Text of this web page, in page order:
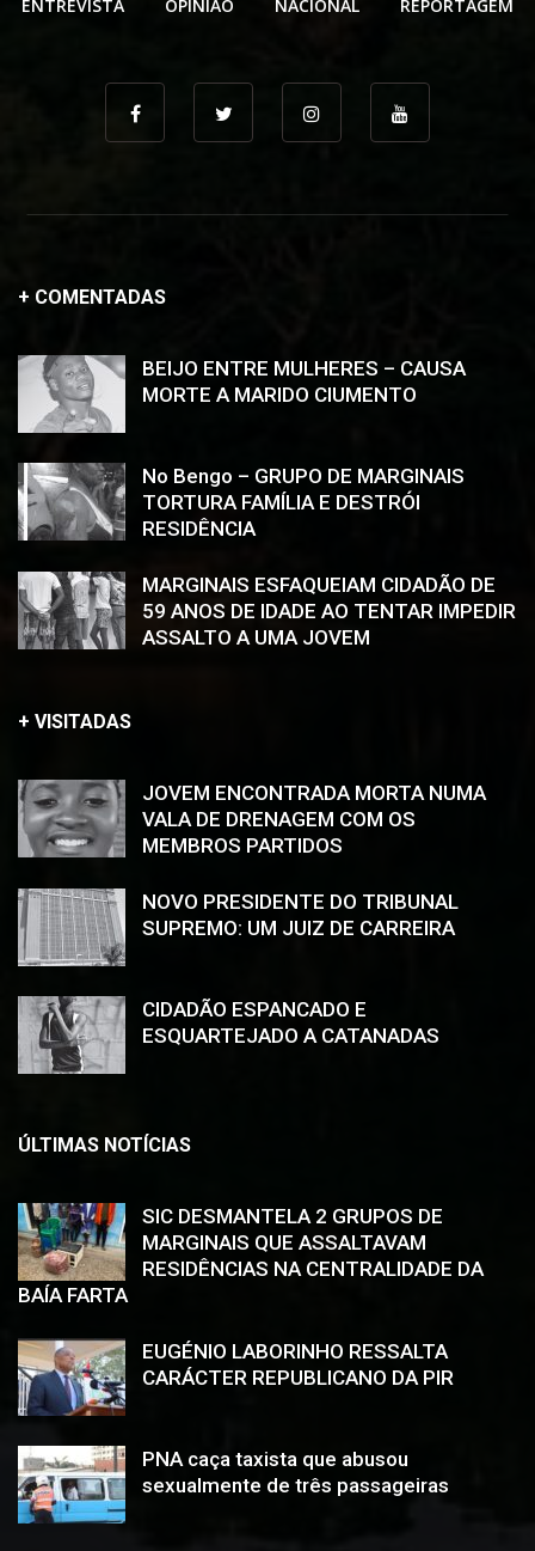
ENTREVISTA OPINIÃO NACIONAL REPORTAGEM
+ COMENTADAS
BEIJO ENTRE MULHERES – CAUSA
MORTE A MARIDO CIUMENTO
No Bengo – GRUPO DE MARGINAIS
TORTURA FAMÍLIA E DESTRÓI
RESIDÊNCIA
MARGINAIS ESFAQUEIAM CIDADÃO DE
59 ANOS DE IDADE AO TENTAR IMPEDIR
ASSALTO A UMA JOVEM
+ VISITADAS
JOVEM ENCONTRADA MORTA NUMA
VALA DE DRENAGEM COM OS
MEMBROS PARTIDOS
NOVO PRESIDENTE DO TRIBUNAL
SUPREMO: UM JUIZ DE CARREIRA
CIDADÃO ESPANCADO E
ESQUARTEJADO A CATANADAS
ÚLTIMAS NOTÍCIAS
SIC DESMANTELA 2 GRUPOS DE
MARGINAIS QUE ASSALTAVAM
RESIDÊNCIAS NA CENTRALIDADE DA
BAÍA FARTA
EUGÉNIO LABORINHO RESSALTA
CARÁCTER REPUBLICANO DA PIR
PNA caça taxista que abusou
sexualmente de três passageiras